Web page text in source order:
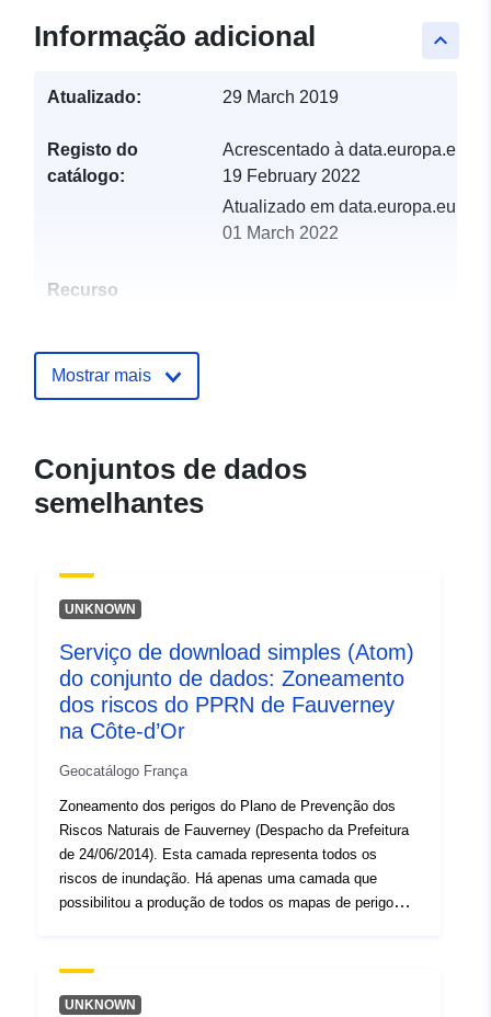
keyboard_arrow_up
Informação adicional
Atualizado: 29 March 2019
Registo do
catálogo:
Acrescentado à data.europa.eu:
19 February 2022
Atualizado em data.europa.eu:
01 March 2022
Recurso
Identificadores:
9fe8-4ff8-a18c-
Tipo:
Recurso:
http://inspire.ec.europa.eu/
codelist/ResourceType/services
Mostrar mais
Conjuntos de dados
semelhantes
UNKNOWN
Serviço de download simples (Atom)
do conjunto de dados: Zoneamento
dos riscos do PPRN de Fauverney
na Côte-d’Or
Geocatálogo França
Zoneamento dos perigos do Plano de Prevenção dos
Riscos Naturais de Fauverney (Despacho da Prefeitura
de 24/06/2014). Esta camada representa todos os
riscos de inundação. Há apenas uma camada que
possibilitou a produção de todos os mapas de perigo
UNKNOWN